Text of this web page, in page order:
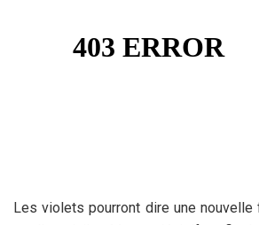
Les violets pourront dire une